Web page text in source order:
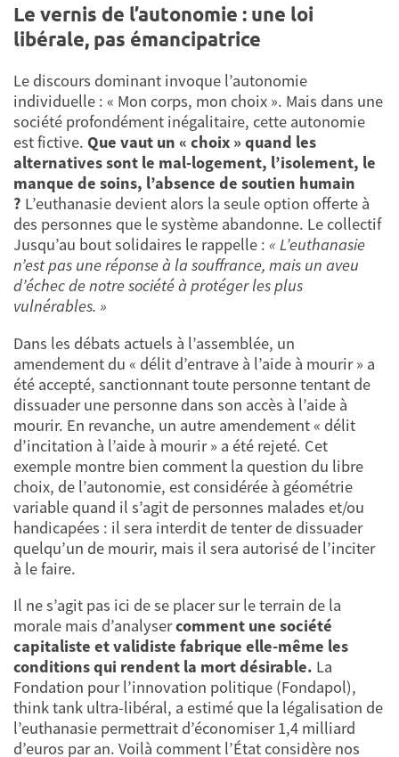
Le vernis de l’autonomie : une loi
libérale, pas émancipatrice
Le discours dominant invoque l’autonomie
individuelle : « Mon corps, mon choix ». Mais dans une
société profondément inégalitaire, cette autonomie
est fictive. Que vaut un « choix » quand les
alternatives sont le mal-logement, l’isolement, le
manque de soins, l’absence de soutien humain
? L’euthanasie devient alors la seule option offerte à
des personnes que le système abandonne. Le collectif
Jusqu’au bout solidaires le rappelle : « L’euthanasie
n’est pas une réponse à la souffrance, mais un aveu
d’échec de notre société à protéger les plus
vulnérables. »
Dans les débats actuels à l’assemblée, un
amendement du « délit d’entrave à l’aide à mourir » a
été accepté, sanctionnant toute personne tentant de
dissuader une personne dans son accès à l’aide à
mourir. En revanche, un autre amendement « délit
d’incitation à l’aide à mourir » a été rejeté. Cet
exemple montre bien comment la question du libre
choix, de l’autonomie, est considérée à géométrie
variable quand il s’agit de personnes malades et/ou
handicapées : il sera interdit de tenter de dissuader
quelqu’un de mourir, mais il sera autorisé de l’inciter
à le faire.
Il ne s’agit pas ici de se placer sur le terrain de la
morale mais d’analysercomment une société
capitaliste et validiste fabrique elle-même les
conditions qui rendent la mort désirable. La
Fondation pour l’innovation politique (Fondapol),
think tank ultra-libéral, a estimé que la légalisation de
l’euthanasie permettrait d’économiser 1,4 milliard
d’euros par an. Voilà comment l’État considère nos